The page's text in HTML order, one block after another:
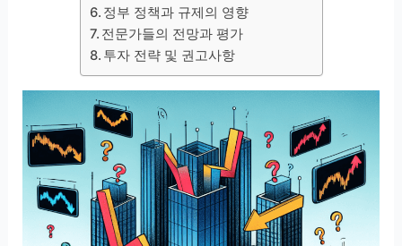
정부 정책과 규제의 영향
전문가들의 전망과 평가
투자 전략 및 권고사항